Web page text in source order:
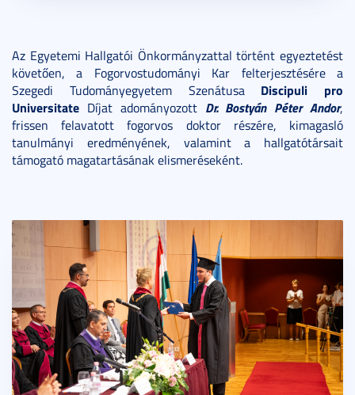
Az Egyetemi Hallgatói Önkormányzattal történt egyeztetést
követően, a Fogorvostudományi Kar felterjesztésére a
Szegedi Tudományegyetem Szenátusa Discipuli pro
Universitate Díjat adományozott Dr. Bostyán Péter Andor,
frissen felavatott fogorvos doktor részére, kimagasló
tanulmányi eredményének, valamint a hallgatótársait
támogató magatartásának elismeréseként.